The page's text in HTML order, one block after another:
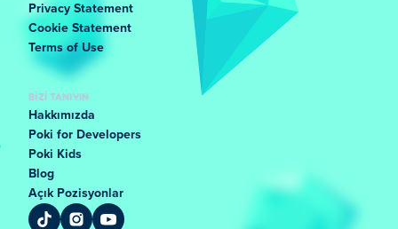
Privacy Statement
Cookie Statement
Terms of Use
BIZI TANIYIN
Hakkımızda
Poki for Developers
Poki Kids
Blog
Açık Pozisyonlar